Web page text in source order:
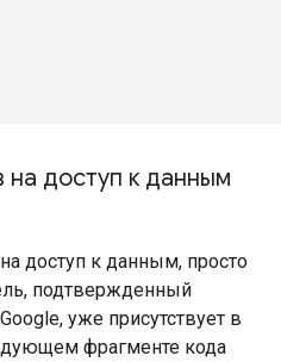
доступ к данным
доступ к данным, просто
подтвержденный
уже присутствует в
фрагменте кода